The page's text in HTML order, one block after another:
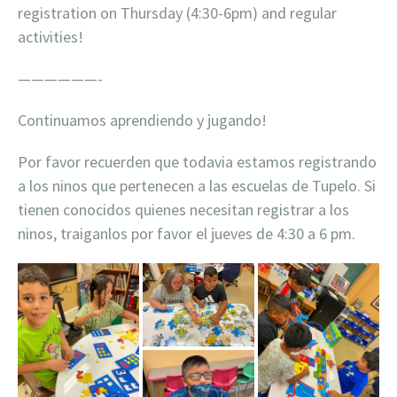
registration on Thursday (4:30-6pm) and regular
activities!
——————-
Continuamos aprendiendo y jugando!
Por favor recuerden que todavia estamos registrando
a los ninos que pertenecen a las escuelas de Tupelo. Si
tienen conocidos quienes necesitan registrar a los
ninos, traiganlos por favor el jueves de 4:30 a 6 pm.